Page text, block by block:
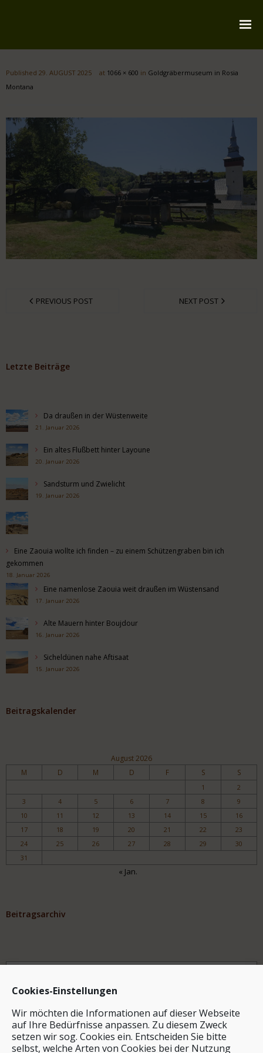
Cookies-Einstellungen
Wir möchten die Informationen auf dieser Webseite
auf Ihre Bedürfnisse anpassen. Zu diesem Zweck
setzen wir sog. Cookies ein. Entscheiden Sie bitte
selbst, welche Arten von Cookies bei der Nutzung
Über mich
Widmung
Kontakt
Impressum
Datenschutz
Published 29. AUGUST 2025 at 1066 × 600 in Goldgräbermuseum in Rosia
Montana
PREVIOUS POST NEXT POST
Letzte Beiträge
Da draußen in der Wüstenweite
21. Januar 2026
Ein altes Flußbett hinter Layoune
20. Januar 2026
Sandsturm und Zwielicht
19. Januar 2026
Eine Zaouia wollte ich finden – zu einem Schützengraben bin ich
gekommen
18. Januar 2026
Eine namenlose Zaouia weit draußen im Wüstensand
17. Januar 2026
Alte Mauern hinter Boujdour
16. Januar 2026
Sicheldünen nahe Aftisaat
15. Januar 2026
Beitragskalender
August 2026
M D M D F S S
1
2
3
4 5 6 7 8
9
10
11 12 13 14 15
16
17
18 19 20 21 22
23
24
25 26 27 28 29
30
31
« Jan.
Beitragsarchiv
Archiv